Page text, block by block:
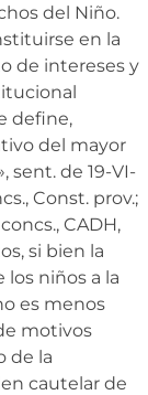
del Niño.
en la
de intereses y
define,
del mayor
sent. de 19-VI-
Const. prov.;
concs., CADH,
si bien la
niños a la
es menos
motivos
de la
cautelar de